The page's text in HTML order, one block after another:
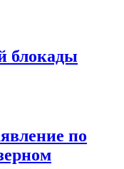
блокады
по